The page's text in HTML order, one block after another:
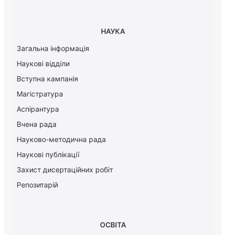
НАУКА
Загальна інформація
Наукові відділи
Вступна кампанія
Магістратура
Аспірантура
Вчена рада
Науково-методична рада
Наукові публікації
Захист дисертаційних робіт
Репозитарій
ОСВІТА